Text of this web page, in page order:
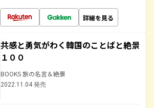
詳細を見る
共感と勇気がわく韓国のことばと絶景
１００
BOOKS 旅の名言＆絶景
2022.11.04 発売